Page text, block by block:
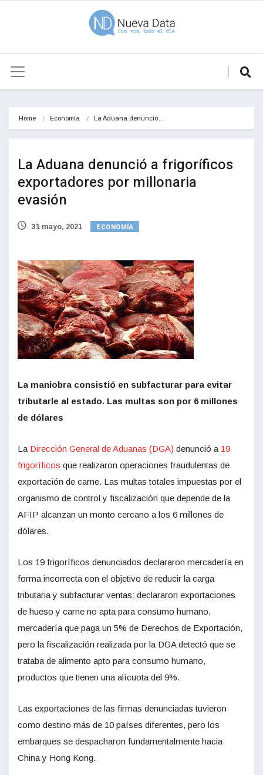
Home Economía La Aduana denunció…
La Aduana denunció a frigoríficos
exportadores por millonaria
evasión
31 mayo, 2021 ECONOMÍA
La maniobra consistió en subfacturar para evitar
tributarle al estado. Las multas son por 6 millones
de dólares
La Dirección General de Aduanas (DGA) denunció a 19
frigoríficos que realizaron operaciones fraudulentas de
exportación de carne. Las multas totales impuestas por el
organismo de control y fiscalización que depende de la
AFIP alcanzan un monto cercano a los 6 millones de
dólares.
Los 19 frigoríficos denunciados declararon mercadería en
forma incorrecta con el objetivo de reducir la carga
tributaria y subfacturar ventas: declararon exportaciones
de hueso y carne no apta para consumo humano,
mercadería que paga un 5% de Derechos de Exportación,
pero la fiscalización realizada por la DGA detectó que se
trataba de alimento apto para consumo humano,
productos que tienen una alícuota del 9%.
Las exportaciones de las firmas denunciadas tuvieron
como destino más de 10 países diferentes, pero los
embarques se despacharon fundamentalmente hacia
China y Hong Kong.